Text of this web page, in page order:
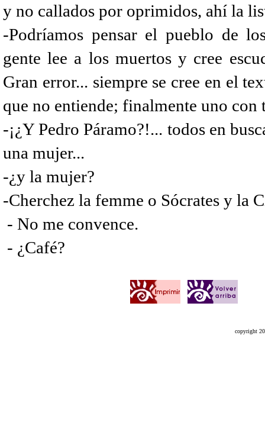
y no callados por oprimidos, ahí la
-Podríamos pensar el pueblo de
gente lee a los muertos y cree
Gran error... siempre se cree en el
que no entiende; finalmente uno con
-¡¿Y Pedro Páramo?!... todos en
una mujer...
-¿y la mujer?
-Cherchez la femme o Sócrates y la
- No me convence.
- ¿Café?
copyright